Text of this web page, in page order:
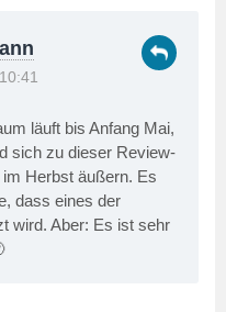
läuft bis Anfang Mai,
sich zu dieser Review-
Herbst äußern. Es
dass eines der
wird. Aber: Es ist sehr